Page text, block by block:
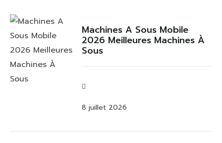
Machines A Sous Mobile
2026 Meilleures Machines À
Sous
8 juillet 2026